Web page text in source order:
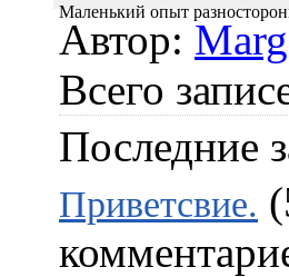
Маленький опыт
Автор:
Всего
Последние
Приветсвие.